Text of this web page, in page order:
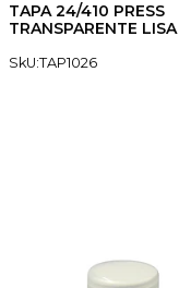
TAPA 24/410 PRESS
TRANSPARENTE
SkU:TAP1026